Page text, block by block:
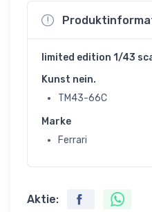
limited edition 1/43
Kunst nein.
TM43-66C
Marke
Ferrari
Aktie: